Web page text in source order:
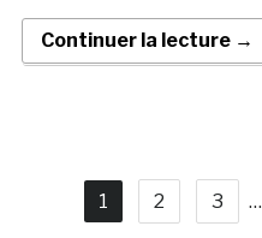
Continuer la lecture →
1 2 3 …